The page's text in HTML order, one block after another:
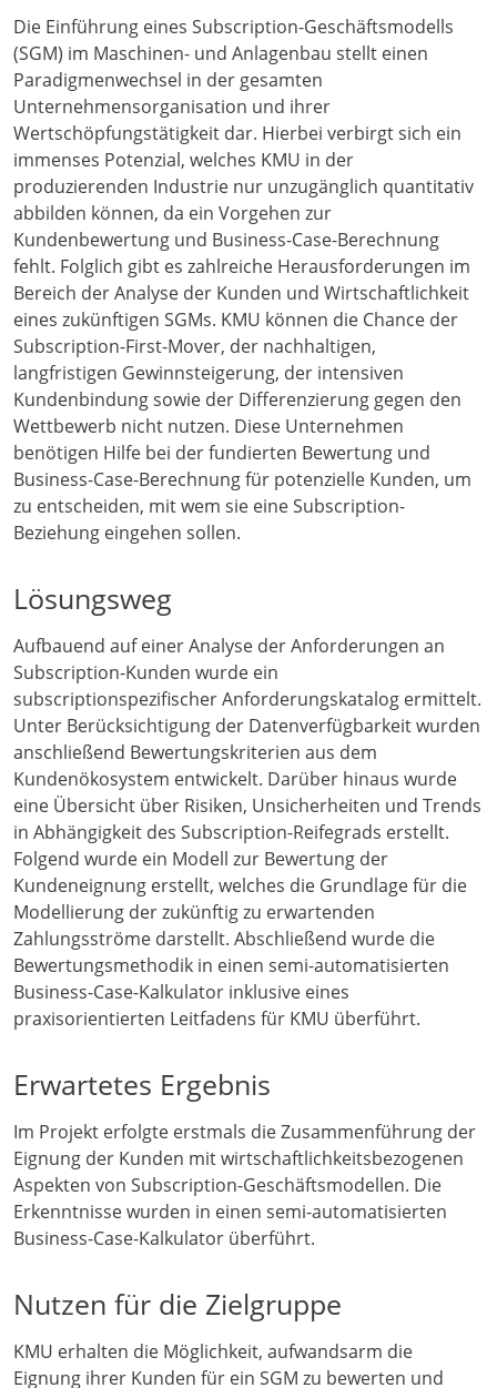
Die Einführung eines Subscription-Geschäftsmodells
(SGM) im Maschinen- und Anlagenbau stellt einen
Paradigmenwechsel in der gesamten
Unternehmensorganisation und ihrer
Wertschöpfungstätigkeit dar. Hierbei verbirgt sich ein
immenses Potenzial, welches KMU in der
produzierenden Industrie nur unzugänglich quantitativ
abbilden können, da ein Vorgehen zur
Kundenbewertung und Business-Case-Berechnung
fehlt. Folglich gibt es zahlreiche Herausforderungen im
Bereich der Analyse der Kunden und Wirtschaftlichkeit
eines zukünftigen SGMs. KMU können die Chance der
Subscription-First-Mover, der nachhaltigen,
langfristigen Gewinnsteigerung, der intensiven
Kundenbindung sowie der Differenzierung gegen den
Wettbewerb nicht nutzen. Diese Unternehmen
benötigen Hilfe bei der fundierten Bewertung und
Business-Case-Berechnung für potenzielle Kunden, um
zu entscheiden, mit wem sie eine Subscription-
Beziehung eingehen sollen.
Lösungsweg
Aufbauend auf einer Analyse der Anforderungen an
Subscription-Kunden wurde ein
subscriptionspezifischer Anforderungskatalog ermittelt.
Unter Berücksichtigung der Datenverfügbarkeit wurden
anschließend Bewertungskriterien aus dem
Kundenökosystem entwickelt. Darüber hinaus wurde
eine Übersicht über Risiken, Unsicherheiten und Trends
in Abhängigkeit des Subscription-Reifegrads erstellt.
Folgend wurde ein Modell zur Bewertung der
Kundeneignung erstellt, welches die Grundlage für die
Modellierung der zukünftig zu erwartenden
Zahlungsströme darstellt. Abschließend wurde die
Bewertungsmethodik in einen semi-automatisierten
Business-Case-Kalkulator inklusive eines
praxisorientierten Leitfadens für KMU überführt.
Erwartetes Ergebnis
Im Projekt erfolgte erstmals die Zusammenführung der
Eignung der Kunden mit wirtschaftlichkeitsbezogenen
Aspekten von Subscription-Geschäftsmodellen. Die
Erkenntnisse wurden in einen semi-automatisierten
Business-Case-Kalkulator überführt.
Nutzen für die Zielgruppe
KMU erhalten die Möglichkeit, aufwandsarm die
Eignung ihrer Kunden für ein SGM zu bewerten und